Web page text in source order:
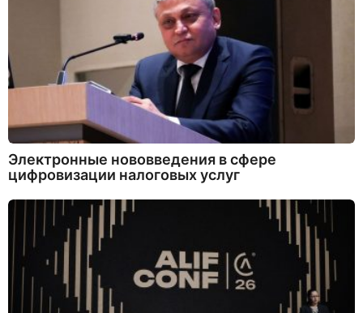
Электронные нововведения в сфере
цифровизации налоговых услуг